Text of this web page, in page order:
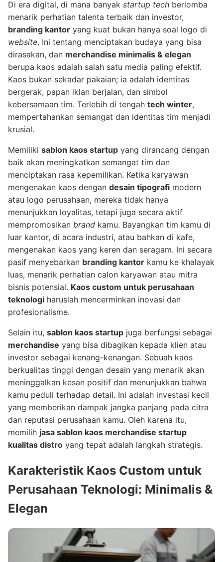
Di era digital, di mana banyak startup tech berlomba
menarik perhatian talenta terbaik dan investor,
branding kantor yang kuat bukan hanya soal logo di
website. Ini tentang menciptakan budaya yang bisa
dirasakan, dan merchandise minimalis & elegan
berupa kaos adalah salah satu media paling efektif.
Kaos bukan sekadar pakaian; ia adalah identitas
bergerak, papan iklan berjalan, dan simbol
kebersamaan tim. Terlebih di tengah tech winter,
mempertahankan semangat dan identitas tim menjadi
krusial.
Memiliki sablon kaos startup yang dirancang dengan
baik akan meningkatkan semangat tim dan
menciptakan rasa kepemilikan. Ketika karyawan
mengenakan kaos dengan desain tipografi modern
atau logo perusahaan, mereka tidak hanya
menunjukkan loyalitas, tetapi juga secara aktif
mempromosikan brand kamu. Bayangkan tim kamu di
luar kantor, di acara industri, atau bahkan di kafe,
mengenakan kaos yang keren dan seragam. Ini secara
pasif menyebarkan branding kantor kamu ke khalayak
luas, menarik perhatian calon karyawan atau mitra
bisnis potensial. Kaos custom untuk perusahaan
teknologi haruslah mencerminkan inovasi dan
profesionalisme.
Selain itu, sablon kaos startup juga berfungsi sebagai
merchandise yang bisa dibagikan kepada klien atau
investor sebagai kenang-kenangan. Sebuah kaos
berkualitas tinggi dengan desain yang menarik akan
meninggalkan kesan positif dan menunjukkan bahwa
kamu peduli terhadap detail. Ini adalah investasi kecil
yang memberikan dampak jangka panjang pada citra
dan reputasi perusahaan kamu. Oleh karena itu,
memilih jasa sablon kaos merchandise startup
kualitas distro yang tepat adalah langkah strategis.
Karakteristik Kaos Custom untuk
Perusahaan Teknologi: Minimalis &
Elegan